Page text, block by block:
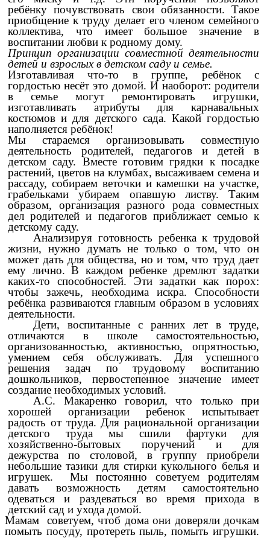
ребёнку почувствовать свои обязанности. Такое
приобщение к труду делает его членом семейного
коллектива, что имеет большое значение в
воспитании любви к родному дому.
Принцип организации совместной деятельности
детей и взрослых в детском саду и семье.
Изготавливая что-то в группе, ребёнок с
гордостью несёт это домой. И наоборот: родители
в семье могут ремонтировать игрушки,
изготавливать атрибуты для карнавальных
костюмов и для детского сада. Какой гордостью
наполняется ребёнок!
Мы стараемся организовывать совместную
деятельность родителей, педагогов и детей в
детском саду. Вместе готовим грядки к посадке
растений, цветов на клумбах, высаживаем семена и
рассаду, собираем веточки и камешки на участке,
грабельками убираем опавшую листву. Таким
образом, организация разного рода совместных
дел родителей и педагогов приближает семью к
детскому саду.
Анализируя готовность ребенка к трудовой
жизни, нужно думать не только о том, что он
может дать для общества, но и том, что труд дает
ему лично. В каждом ребенке дремлют задатки
каких-то способностей. Эти задатки как порох:
чтобы зажечь, необходима искра. Способности
ребёнка развиваются главным образом в условиях
деятельности.
Дети, воспитанные с ранних лет в труде,
отличаются в школе самостоятельностью,
организованностью, активностью, опрятностью,
умением себя обслуживать. Для успешного
решения задач по трудовому воспитанию
дошкольников, первостепенное значение имеет
создание необходимых условий.
А.С. Макаренко говорил, что только при
хорошей организации ребенок испытывает
радость от труда. Для рациональной организации
детского труда мы сшили фартуки для
хозяйственно-бытовых поручений и для
дежурства по столовой, в группу приобрели
небольшие тазики для стирки кукольного белья и
игрушек. Мы постоянно советуем родителям
давать возможность детям самостоятельно
одеваться и раздеваться во время прихода в
детский сад и ухода домой.
Мамам советуем, чтоб дома они доверяли дочкам
помыть посуду, протереть пыль, помыть игрушки.